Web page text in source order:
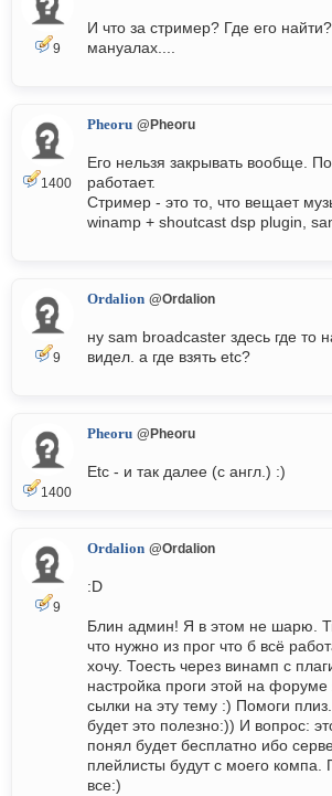
9
И что за стример? Где его
мануалах....
1400
Pheoru @Pheoru
Его нельзя закрывать вообще.
работает.
Стример - это то, что вещает
winamp + shoutcast dsp plugin,
9
Ordalion @Ordalion
ну sam broadcaster здесь где то
видел. а где взять etc?
1400
Pheoru @Pheoru
Etc - и так далее (с англ.) :)
9
Ordalion @Ordalion
:D
Блин админ! Я в этом не шарю.
что нужно из прог что б всё
хочу. Тоесть через винамп с
настройка проги этой на
сылки на эту тему :) Помоги
будет это полезно:)) И вопрос:
понял будет бесплатно ибо
плейлисты будут с моего
все:)